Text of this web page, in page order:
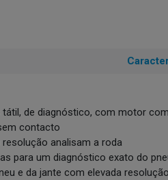
de diagnóstico, com motor
contacto
analisam a roda
para um diagnóstico exato do
e da jante com elevada resolução